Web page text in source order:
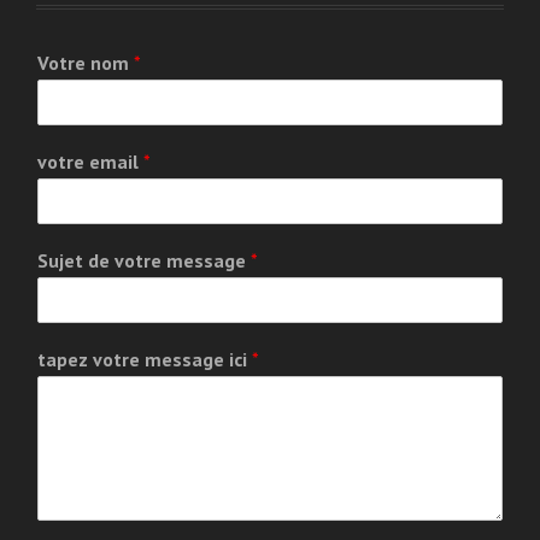
Votre nom *
votre email *
Sujet de votre message *
tapez votre message ici *